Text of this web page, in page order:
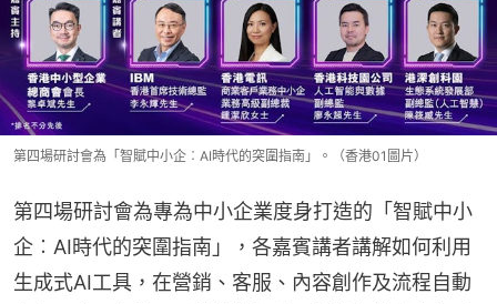
第四場研討會為「智賦中小企︰AI時代的突圍指南」。（香港01圖片）
第四場研討會為專為中小企業度身打造的「智賦中小
企︰AI時代的突圍指南」，各嘉賓講者講解如何利用
生成式AI工具，在營銷、客服、內容創作及流程自動